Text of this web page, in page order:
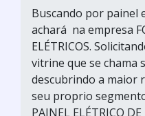
Buscando por painel
achará na empresa
ELÉTRICOS.
vitrine que se chama
descubrindo a maior
seu proprio
PAINEL ELÉTRICO